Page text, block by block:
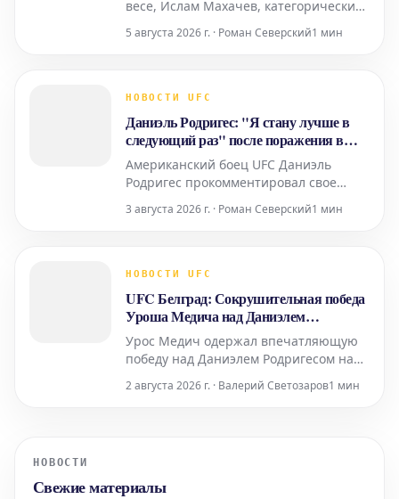
весе, Ислам Махачев, категорически
планирует завершить свою карьеру
намерении продолжать выступать в
времени. Махачев,
5 августа 2026 г. · Роман Северский1 мин
НОВОСТИ UFC
Даниэль Родригес: "Я стану лучше в
следующий раз" после поражения в
Белграде
Американский боец UFC Даниэль
Родригес прокомментировал свое
спортсмена Уроша Медича на
раунде, оставив Родригеса
"Я разочарован результатом, но я все
еще горжусь те
3 августа 2026 г. · Роман Северский1 мин
НОВОСТИ UFC
UFC Белград: Сокрушительная победа
Уроша Медича над Даниэлем
Родригесом
Урос Медич одержал впечатляющую
победу над Даниэлем Родригесом на
продемонстрировав невероятную
продемонстрировал молниеносные
2 августа 2026 г. · Валерий Светозаров1 мин
НОВОСТИ
Свежие материалы